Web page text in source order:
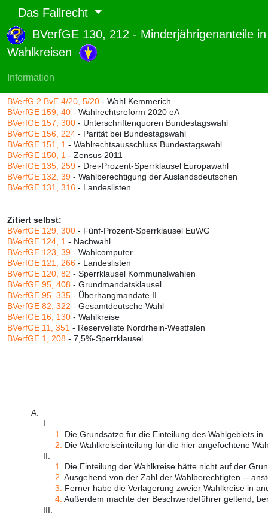
Das Fallrecht
BVerfGE 130, 212 - Minderjährigenanteile in
Wahlkreisen
Information
Abruf und Rang:
RTF-Version(Seiten,Linien
BVerfG 2 BvE 4/20, 5/20 - Wahl Kemmerich
BVerfGE 159, 40 - Wahlrechtsreform 2020 eA
BVerfGE 157, 300 - Unterschriftenquoren Bundestagswahl
BVerfGE 156, 224 - Parität bei Bundestagswahl
BVerfGE 151, 1 - Wahlrechtsausschluss Bundestagswahl
BVerfGE 150, 1 - Zensus 2011
BVerfGE 135, 259 - Drei-Prozent-Sperrklausel Europawahl
BVerfGE 132, 39 - Wahlberechtigung der Auslandsdeutschen
BVerfGE 131, 316 - Landeslisten
Zitiert selbst:
BVerfGE 129, 300 - Fünf-Prozent-Sperrklausel EuWG
BVerfGE 124, 1 - Nachwahl
BVerfGE 123, 39 - Wahlcomputer
BVerfGE 121, 266 - Landeslisten
BVerfGE 120, 82 - Sperrklausel Kommunalwahlen
BVerfGE 95, 408 - Grundmandatsklausel
BVerfGE 95, 335 - Überhangmandate II
BVerfGE 82, 322 - Gesamtdeutsche Wahl
BVerfGE 16, 130 - Wahlkreise
BVerfGE 11, 351 - Reserveliste Nordrhein-Westfalen
BVerfGE 1, 208 - 7,5%-Sperrklausel
A.
I.
1.
Die Grundsätze für die Einteilung des Wahlgebiets in
2.
Die Wahlkreiseinteilung für die hier angefochtene
II.
1.
Die Einteilung der Wahlkreise hätte nicht auf der
2. Ausgehend von der Zahl der Wahlberechtigten --
3.
Ferner habe die Verlagerung zweier Wahlkreise in
4. Außerdem machte der Beschwerdeführer geltend,
III.